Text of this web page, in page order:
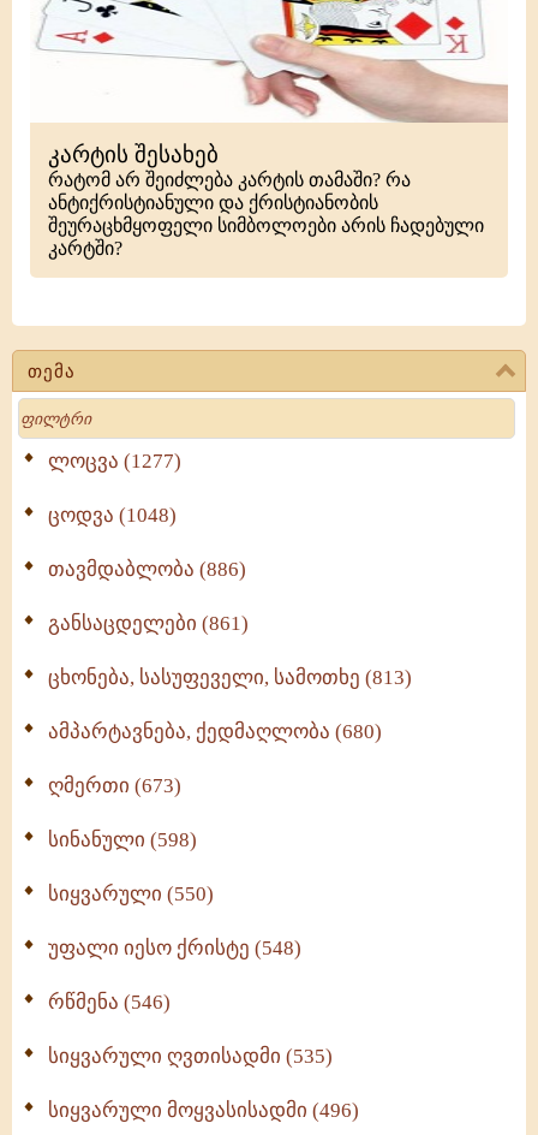
თემა
Search
ლოცვა (1277)
ცოდვა (1048)
თავმდაბლობა (886)
განსაცდელები (861)
ცხონება, სასუფეველი, სამოთხე (813)
ამპარტავნება, ქედმაღლობა (680)
ღმერთი (673)
სინანული (598)
სიყვარული (550)
უფალი იესო ქრისტე (548)
რწმენა (546)
სიყვარული ღვთისადმი (535)
სიყვარული მოყვასისადმი (496)
კარტის შესახებ
რატომ არ შეიძლება კარტის თამაში? რა
ანტიქრისტიანული და ქრისტიანობის
შეურაცხმყოფელი სიმბოლოები არის ჩადებული
კარტში?